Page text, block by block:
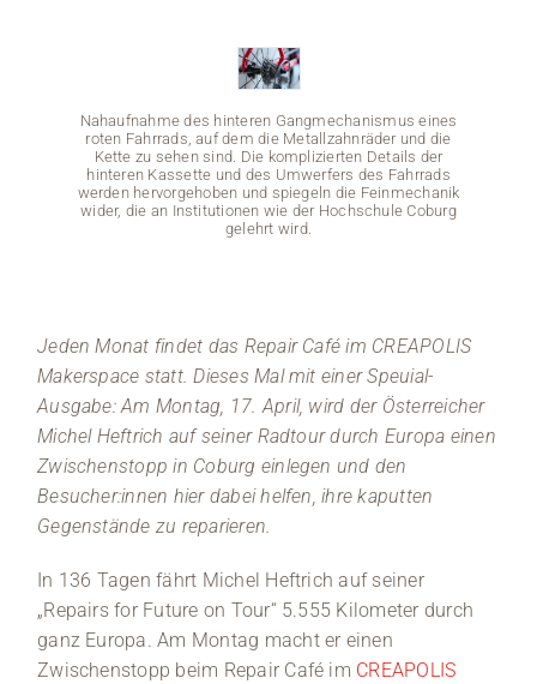
Stellenangebote
News
Veranstaltungen
Nahaufnahme des hinteren Gangmechanismus eines
roten Fahrrads, auf dem die Metallzahnräder und die
Kette zu sehen sind. Die komplizierten Details der
hinteren Kassette und des Umwerfers des Fahrrads
werden hervorgehoben und spiegeln die Feinmechanik
wider, die an Institutionen wie der Hochschule Coburg
gelehrt wird.
wider,
Jeden Monat findet das Repair Café im CREAPOLIS
Makerspace statt. Dieses Mal mit einer Speuial-
Ausgabe: Am Montag, 17. April, wird der Österreicher
Michel Heftrich auf seiner Radtour durch Europa einen
Zwischenstopp in Coburg einlegen und den
Besucher:innen hier dabei helfen, ihre kaputten
Gegenstände zu reparieren.
In 136 Tagen fährt Michel Heftrich auf seiner
„Repairs for Future on Tour“ 5.555 Kilometer durch
ganz Europa. Am Montag macht er einen
Zwischenstopp beim Repair Café im CREAPOLIS